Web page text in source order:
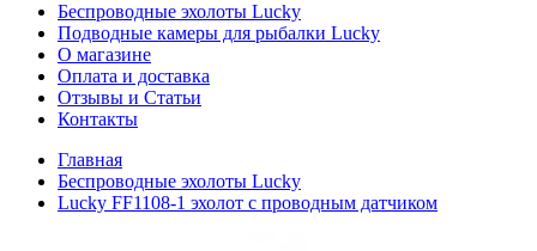
Беспроводные эхолоты Lucky
Подводные камеры для рыбалки Lucky
О магазине
Оплата и доставка
Отзывы и Статьи
Контакты
Главная
Беспроводные эхолоты Lucky
Lucky FF1108-1 эхолот с проводным датчиком